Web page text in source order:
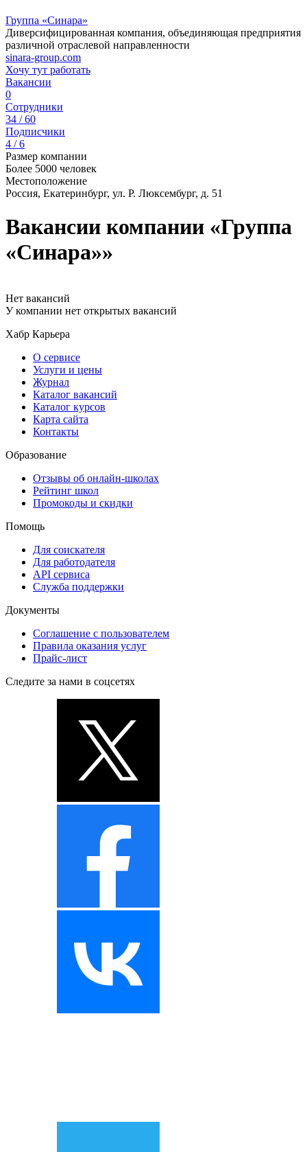
Группа «Синара»
Диверсифицированная компания, объединяющая предприятия
различной отраслевой направленности
sinara-group.com
Хочу тут работать
Вакансии
0
Сотрудники
34 / 60
Подписчики
4 / 6
Размер компании
Более 5000 человек
Местоположение
Россия, Екатеринбург, ул. Р. Люксембург, д. 51
Вакансии компании «Группа
«Синара»»
Нет вакансий
У компании нет открытых вакансий
Хабр Карьера
О сервисе
Услуги и цены
Журнал
Каталог вакансий
Каталог курсов
Карта сайта
Контакты
Образование
Отзывы об онлайн-школах
Рейтинг школ
Промокоды и скидки
Помощь
Для соискателя
Для работодателя
API сервиса
Служба поддержки
Документы
Соглашение с пользователем
Правила оказания услуг
Прайс-лист
Следите за нами в соцсетях